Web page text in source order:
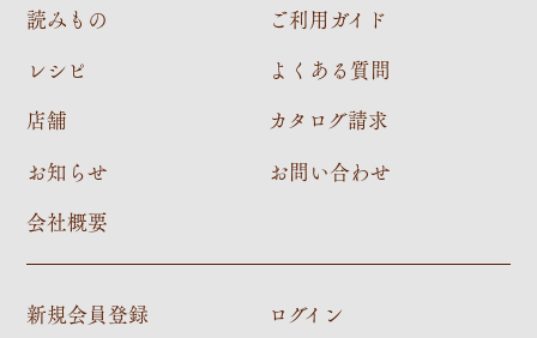
読みもの
レシピ
店舗
お知らせ
会社概要
ご利用ガイド
よくある質問
カタログ請求
お問い合わせ
新規会員登録 ログイン